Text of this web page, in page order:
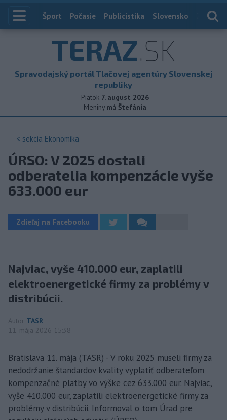
Index
Šport Počasie Publicistika Slovensko
TERAZ.SK
Spravodajský portál Tlačovej agentúry Slovenskej
republiky
Piatok 7. august 2026
Meniny má Štefánia
< sekcia Ekonomika
ÚRSO: V 2025 dostali
odberatelia kompenzácie vyše
633.000 eur
Zdieľaj na Facebooku
Najviac, vyše 410.000 eur, zaplatili
elektroenergetické firmy za problémy v
distribúcii.
Autor TASR
11. mája 2026 15:38
Bratislava 11. mája (TASR) - V roku 2025 museli firmy za
nedodržanie štandardov kvality vyplatiť odberateľom
kompenzačné platby vo výške cez 633.000 eur. Najviac,
vyše 410.000 eur, zaplatili elektroenergetické firmy za
problémy v distribúcii. Informoval o tom Úrad pre